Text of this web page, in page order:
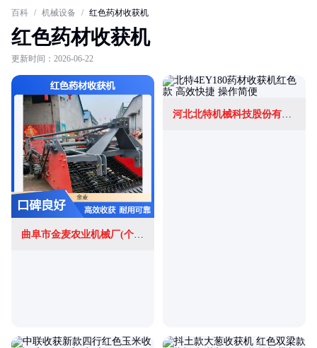
百科 / 机械设备 / 红色药材收获机
红色药材收获机
更新时间：2026-06-22
曲阜市金麦农业机械厂(个体工商户)
河北北特机械科技股份有限公司